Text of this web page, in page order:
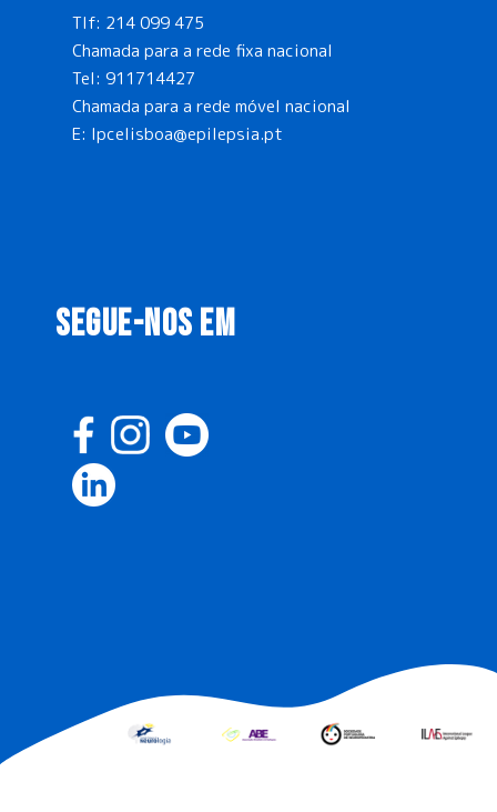
Tlf: 214 099 475
Chamada para a rede fixa nacional
Tel: 911714427
Chamada para a rede móvel nacional
E: lpcelisboa@epilepsia.pt
SEGUE-NOS EM